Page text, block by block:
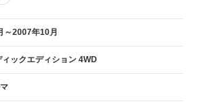
～2007年10月
ックエディション 4WD